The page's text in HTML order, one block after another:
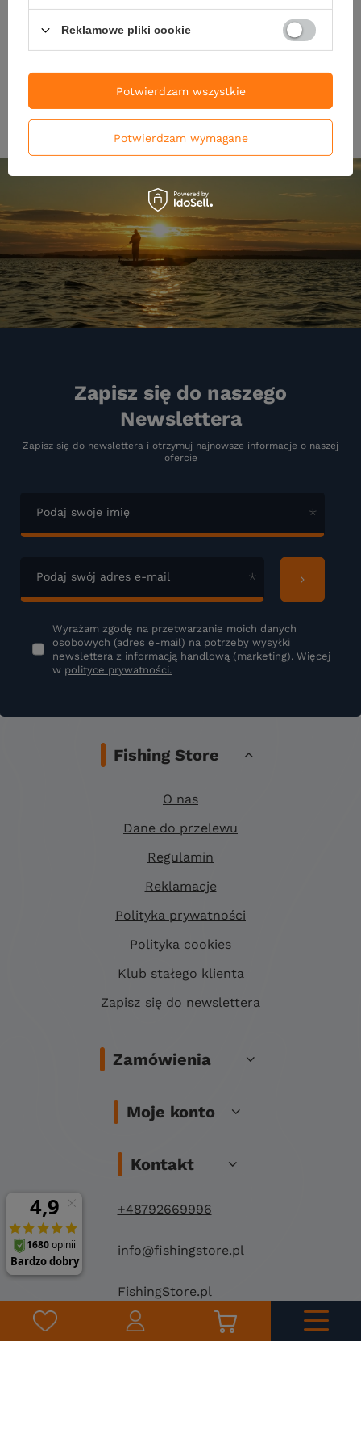
16,90 zł
Kup za: 656.7pktpunktów
Ilość produktówDO KOSZYKA
16,90 zł
Kup za: 656.7 pkt
Ilość produktówDO KOSZYKA
Zapisz się do naszego
Newslettera
Zapisz się do newslettera i otrzymuj najnowsze informacje o naszej
ofercie
Podaj swoje imię
Podaj swój adres e-mail
Wyrażam zgodę na przetwarzanie moich danych
osobowych (adres e-mail) na potrzeby wysyłki
newslettera z informacją handlową (marketing). Więcej
w polityce prywatności.
Fishing Store
O nas
Dane do przelewu
Regulamin
Reklamacje
Polityka prywatności
Polityka cookies
Klub stałego klienta
Zapisz się do newslettera
Zamówienia
Moje konto
Kontakt
+48792669996
info@fishingstore.pl
FishingStore.pl
Kuznocin 1
Reklamowe pliki cookie
Potwierdzam wymagane
Potwierdzam wszystkie